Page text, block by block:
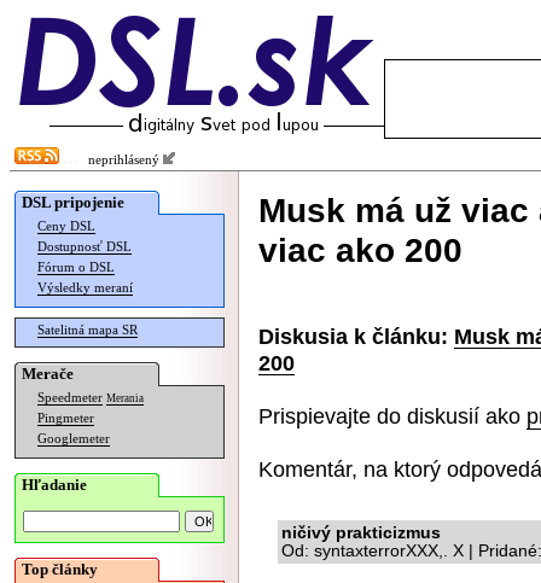
neprihlásený
DSL pripojenie
Ceny DSL
Dostupnosť DSL
Fórum o DSL
Výsledky meraní
Satelitná mapa SR
Merače
Speedmeter Merania
Pingmeter
Googlemeter
Hľadanie
Top články
Musk má už
viac ako 200
Diskusia k článku: Musk
200
Prispievajte do diskusií ako
Komentár, na ktorý
ničivý prakticizmus
Od: syntaxterrorXXX,. X |